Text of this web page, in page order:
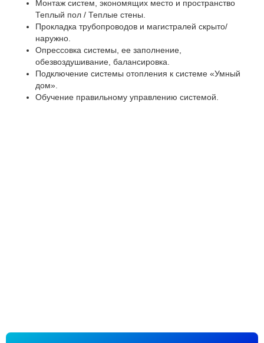
Монтаж систем, экономящих место и пространство
Теплый пол / Теплые стены.
Прокладка трубопроводов и магистралей скрыто/
наружно.
Опрессовка системы, ее заполнение,
обезвоздушивание, балансировка.
Подключение системы отопления к системе «Умный
дом».
Обучение правильному управлению системой.